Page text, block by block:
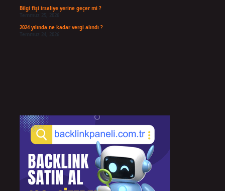
Bilgi fişi irsaliye yerine geçer mi ?
Temmuz 25, 2026
2024 yılında ne kadar vergi alındı ?